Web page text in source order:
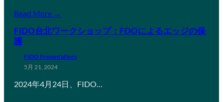
Read More →
FIDO台北ワークショップ：FDOによるエッジの保
護
FIDO Presentations
5月 21, 2024
2024年4月24日、FIDO…